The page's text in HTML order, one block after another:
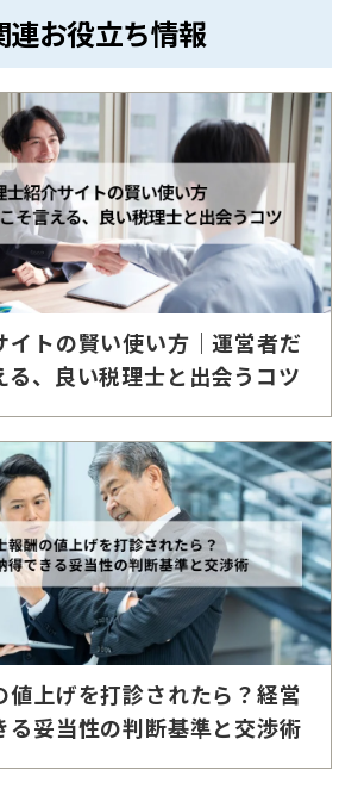
連お役立ち情報
イトの賢い使い方｜運営者だ
る、良い税理士と出会うコツ
値上げを打診されたら？経営
る妥当性の判断基準と交渉術